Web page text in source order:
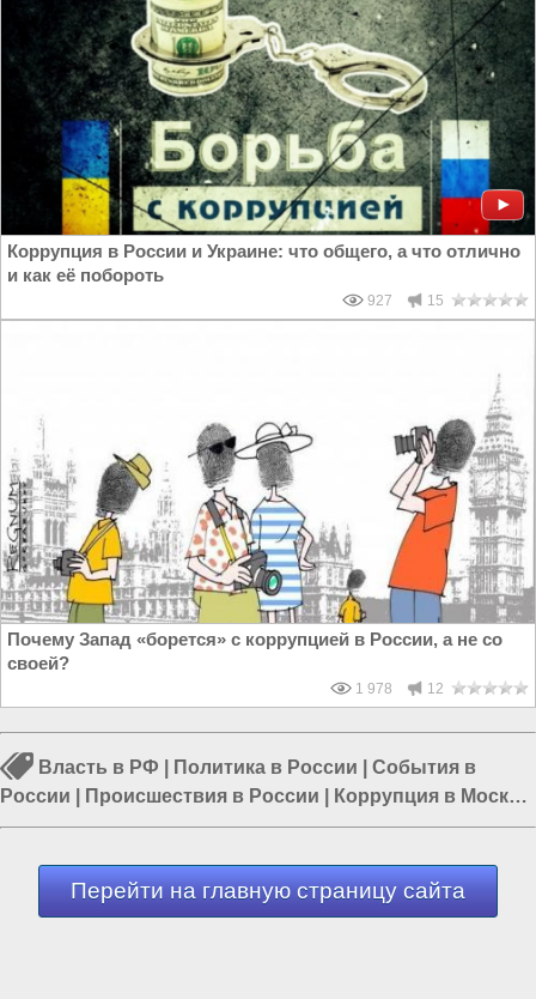
Коррупция в России и Украине: что общего, а что отлично
и как её побороть
927 15
Почему Запад «борется» с коррупцией в России, а не со
своей?
1 978 12
Власть в РФ Политика в России
События в
России
Происшествия в России
Коррупция в Москве
|Чистка кадров в России|Путин в России
Перейти на главную страницу сайта